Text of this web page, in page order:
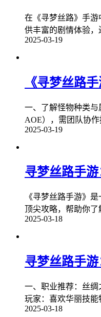
在《寻梦丝路》手
供丰富的剧情体验
2025-03-19
《寻梦丝路
一、了解怪物种类与
AOE），需团队协
2025-03-19
寻梦丝路手
《寻梦丝路手游》
顶尖攻略，帮助你
2025-03-18
寻梦丝路手游
一、职业推荐：丝
玩家：喜欢华丽技
2025-03-18